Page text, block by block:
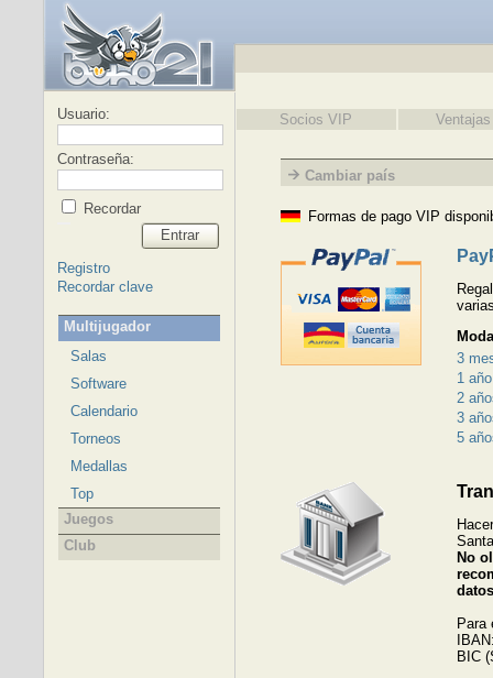
Usuario:
Contraseña:
Recordar
Entrar
Registro
Recordar clave
Multijugador
Salas
Software
Calendario
Torneos
Medallas
Top
Juegos
Club
Socios VIP
Cambiar país
Formas de pago VIP
3
1 año
2
3
5
No
Para
BIC